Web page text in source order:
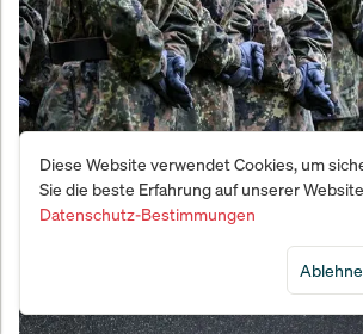
Vernichtungsschlag gegen den
Bundeswehr meldet Bewerber-Beben
Diese Website verwendet Cookies, um
Sie die beste Erfahrung auf unserer
Datenschutz-Bestimmungen